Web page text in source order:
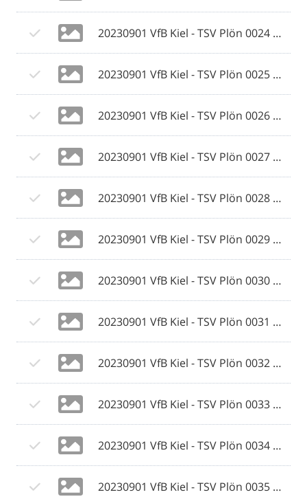
20230901 VfB Kiel - TSV Plön 0024 © 2023 Ismail Yesilyurt.jpg
20230901 VfB Kiel - TSV Plön 0025 © 2023 Ismail Yesilyurt.jpg
20230901 VfB Kiel - TSV Plön 0026 © 2023 Ismail Yesilyurt.jpg
20230901 VfB Kiel - TSV Plön 0027 © 2023 Ismail Yesilyurt.jpg
20230901 VfB Kiel - TSV Plön 0028 © 2023 Ismail Yesilyurt.jpg
20230901 VfB Kiel - TSV Plön 0029 © 2023 Ismail Yesilyurt.jpg
20230901 VfB Kiel - TSV Plön 0030 © 2023 Ismail Yesilyurt.jpg
20230901 VfB Kiel - TSV Plön 0031 © 2023 Ismail Yesilyurt.jpg
20230901 VfB Kiel - TSV Plön 0032 © 2023 Ismail Yesilyurt.jpg
20230901 VfB Kiel - TSV Plön 0033 © 2023 Ismail Yesilyurt.jpg
20230901 VfB Kiel - TSV Plön 0034 © 2023 Ismail Yesilyurt.jpg
20230901 VfB Kiel - TSV Plön 0035 © 2023 Ismail Yesilyurt.jpg